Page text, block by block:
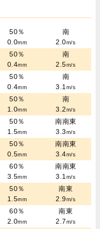
50％
0.0mm
南
2.0m/s
50％
0.4mm
南
2.5m/s
50％
0.4mm
南
3.1m/s
50％
1.0mm
南
3.2m/s
50％
1.5mm
南南東
3.3m/s
50％
0.5mm
南南東
3.4m/s
60％
3.5mm
南南東
3.1m/s
50％
1.5mm
南東
2.9m/s
60％
2.0mm
南東
2.7m/s